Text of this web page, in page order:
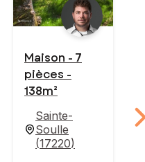
Maison - 7
pièces -
138m²
Sainte-
Soulle
(17220)